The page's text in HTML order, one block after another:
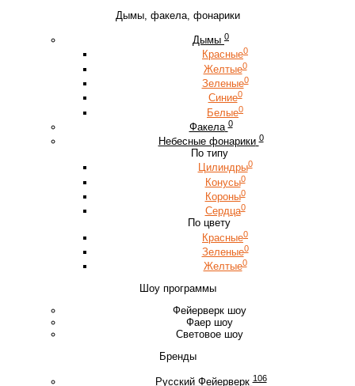
Дымы, факела, фонарики
Дымы 0
Красные0
Желтые0
Зеленые0
Синие0
Белые0
Факела 0
Небесные фонарики 0
По типу
Цилиндры0
Конусы0
Короны0
Сердца0
По цвету
Красные0
Зеленые0
Желтые0
Шоу программы
Фейерверк шоу
Фаер шоу
Световое шоу
Бренды
Русский Фейерверк 106